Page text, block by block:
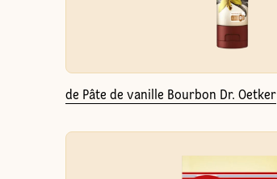
de Pâte de vanille Bourbon Dr. Oetker